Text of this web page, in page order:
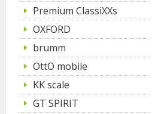
Premium ClassiXXs
OXFORD
brumm
OttO mobile
KK scale
GT SPIRIT